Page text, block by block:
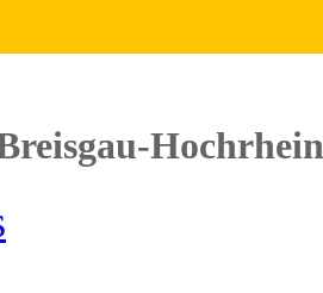
Hochrhein